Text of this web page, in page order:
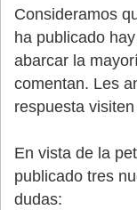
Consideramos
ha publicado
abarcar la
comentan. Les
respuesta
En vista de la
publicado tres
dudas: